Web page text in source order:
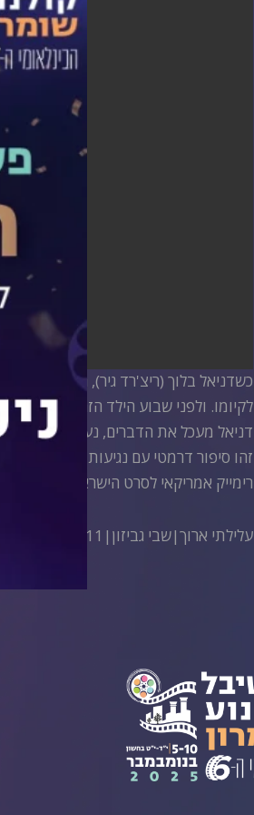
כשדניאל בלוך (ריצ'רד גיר), רווק ניו
לקיומו. ולפני שבוע הילד הזה שלהם
דניאל מעכל את הדברים, נעצב, וכעבור
זהו סיפור דרמטי עם נגיעות קומיות על
רימייק אמריקאי לסרט הישראלי המצליח
עלילתי ארוך|שבי גביזון|111 דקות|אנגלית